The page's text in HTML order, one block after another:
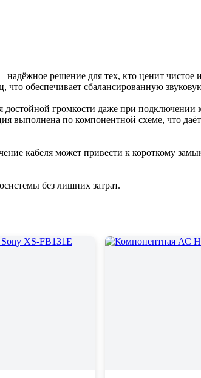
решение для тех, кто ценит чистое
что обеспечивает сбалансированную
достойной громкости даже при
выполнена по компонентной схеме, что
кабеля может привести к короткому
без лишних затрат.